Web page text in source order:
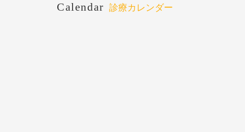
Calendar 診療カレンダー